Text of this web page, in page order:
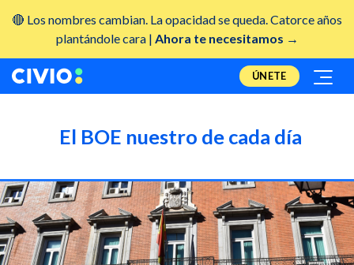
🔴 Los nombres cambian. La opacidad se queda. Catorce años
plantándole cara | Ahora te necesitamos →
ÚNETE
El BOE nuestro de cada día